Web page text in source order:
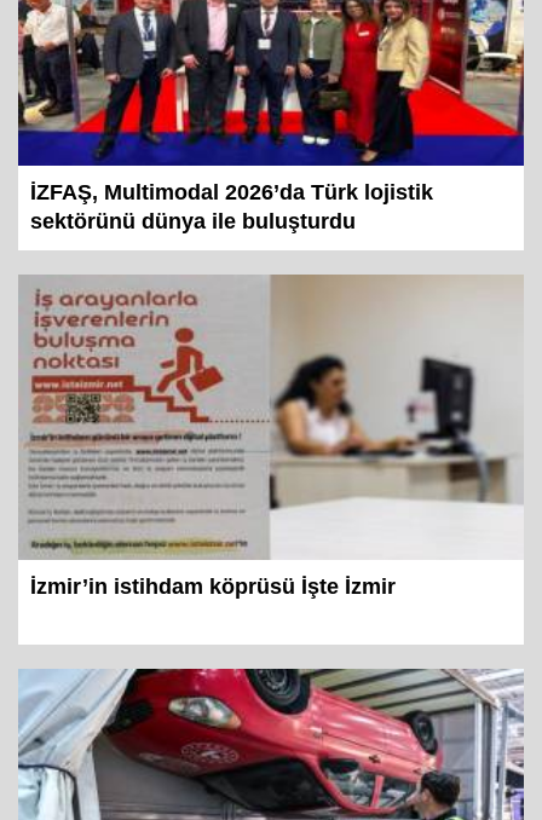
İZFAŞ, Multimodal 2026’da Türk lojistik
sektörünü dünya ile buluşturdu
İzmir’in istihdam köprüsü İşte İzmir